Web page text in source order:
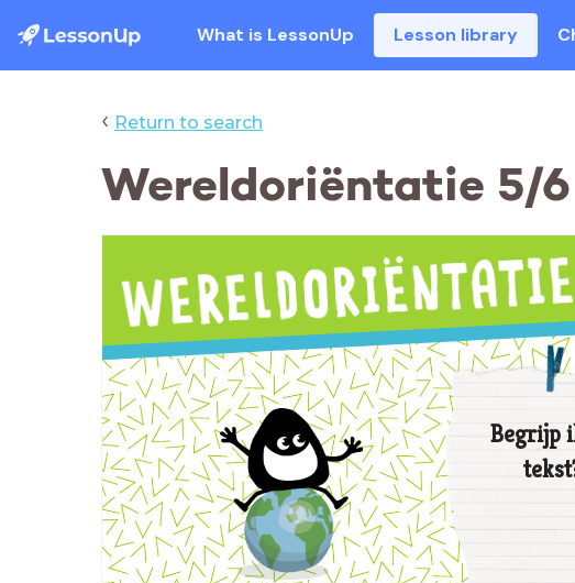
What is LessonUp Lesson library
‹ Return to search
Wereldoriëntatie 5/
Begrijp